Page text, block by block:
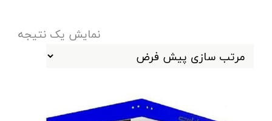
نمایش یک نتیجه